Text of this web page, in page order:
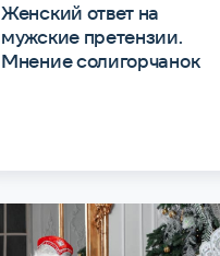
Женский ответ на
мужские претензии.
Мнение солигорчанок